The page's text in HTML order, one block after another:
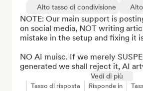
Alto tasso di condivisione
NOTE: Our main support is
on social media, NOT writing
mistake in the setup and fixing it
NO AI muisc. If we merely
generated we shall reject it, AI
Vedi di più
Tasso di risposta Risponde in